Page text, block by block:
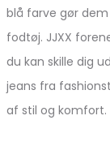
blå farve gør
fodtøj. JJXX
du kan skille dig
jeans fra
af stil og